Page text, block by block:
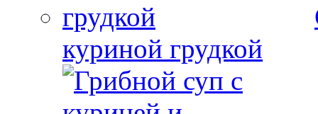
куриной грудкой